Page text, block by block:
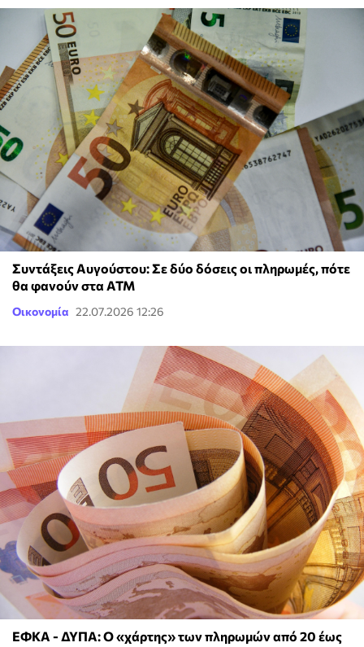
Συντάξεις Αυγούστου: Σε δύο δόσεις οι πληρωμές, πότε
θα φανούν στα ATM
Οικονομία 22.07.2026 12:26
ΕΦΚΑ - ΔΥΠΑ: Ο «χάρτης» των πληρωμών από 20 έως